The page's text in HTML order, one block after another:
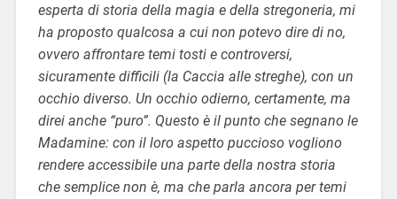
esperta di storia della magia e della stregoneria, mi
ha proposto qualcosa a cui non potevo dire di no,
ovvero affrontare temi tosti e controversi,
sicuramente difficili (la Caccia alle streghe), con un
occhio diverso. Un occhio odierno, certamente, ma
direi anche “puro”. Questo è il punto che segnano le
Madamine: con il loro aspetto puccioso vogliono
rendere accessibile una parte della nostra storia
che semplice non è, ma che parla ancora per temi